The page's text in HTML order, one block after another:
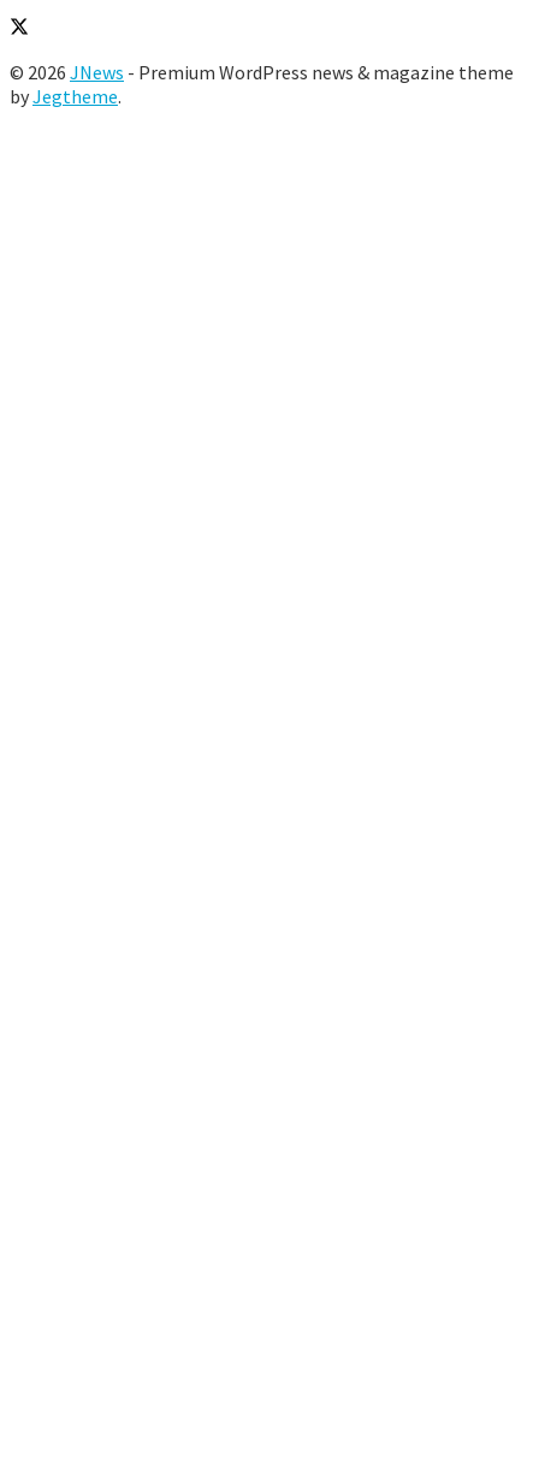
© 2026 JNews - Premium WordPress news & magazine theme
byJegtheme.